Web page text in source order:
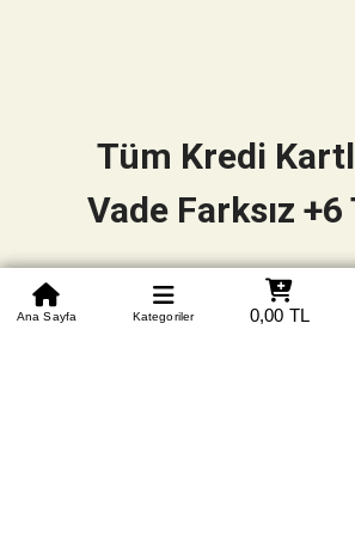
0850 305 09 70
Beden Tablosu Banka Hesapları
Ana Sayfa Kategoriler 0,00 TL
Tüm Kredi
Vade Farksız